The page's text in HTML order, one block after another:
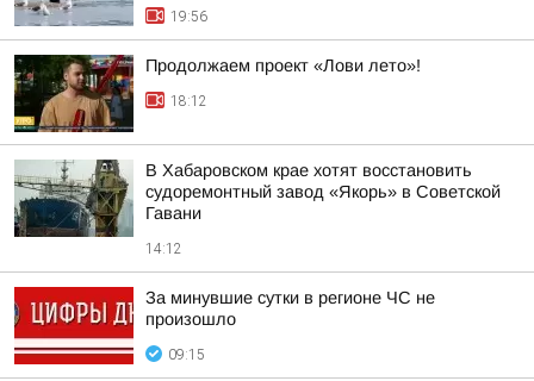
19:56
Продолжаем проект «Лови лето»!
18:12
В Хабаровском крае хотят восстановить
судоремонтный завод «Якорь» в Советской
Гавани
14:12
За минувшие сутки в регионе ЧС не
произошло
09:15